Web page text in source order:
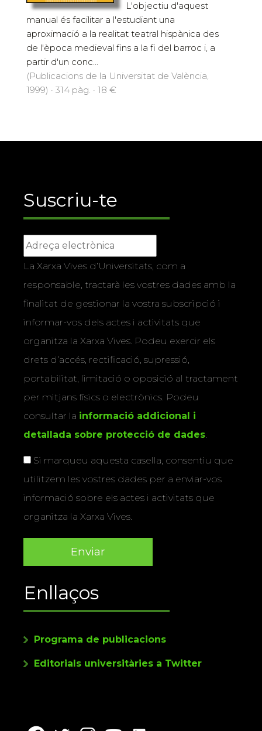
L'objectiu d'aquest
manual és facilitar a l'estudiant una
aproximació a la realitat teatral hispànica des
de l'època medieval fins a la fi del barroc i, a
partir d'un conc...
(Publicacions de la Universitat de València,
1999) · 314 pàg. · 18 €
Suscriu-te
La Xarxa Vives d’Universitats, com a
responsable, tractarà les vostres dades amb la
finalitat de gestionar la vostra subscripció i
informar-vos dels actes i activitats que
organitza la Xarxa Vives. Podeu exercir els
drets d’accés, rectificació, supressió,
portabilitat, limitació o oposició al tractament
per mitjans físics o electrònics. Podeu
consultar la informació addicional i
detallada sobre protecció de dades
Si marqueu aquesta casella, consentiu que
utilitzem les vostres dades per a enviar-vos
informació sobre els actes i activitats que
organitza la Xarxa Vives.
Enllaços
Programa de publicacions
Editorials universitàries a Twitter